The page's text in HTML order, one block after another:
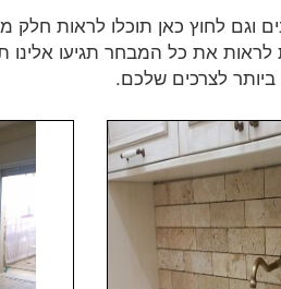
לחוץ כאן תוכלו לראות חלק
לראות את כל המבחר תגיעו
לצרכים שלכם.